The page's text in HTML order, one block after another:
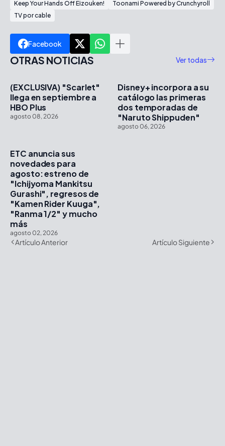
Keep Your Hands Off Eizouken!
Toonami Powered by Crunchyroll
TV por cable
Facebook
OTRAS NOTICIAS Ver todas
(EXCLUSIVA) "Scarlet"
llega en septiembre a
HBO Plus
agosto 08, 2026
Disney+ incorpora a su
catálogo las primeras
dos temporadas de
"Naruto Shippuden"
agosto 06, 2026
ETC anuncia sus
novedades para
agosto: estreno de
"Ichijyoma Mankitsu
Gurashi", regresos de
"Kamen Rider Kuuga",
"Ranma 1/2" y mucho
más
agosto 02, 2026
Artículo Anterior Artículo Siguiente